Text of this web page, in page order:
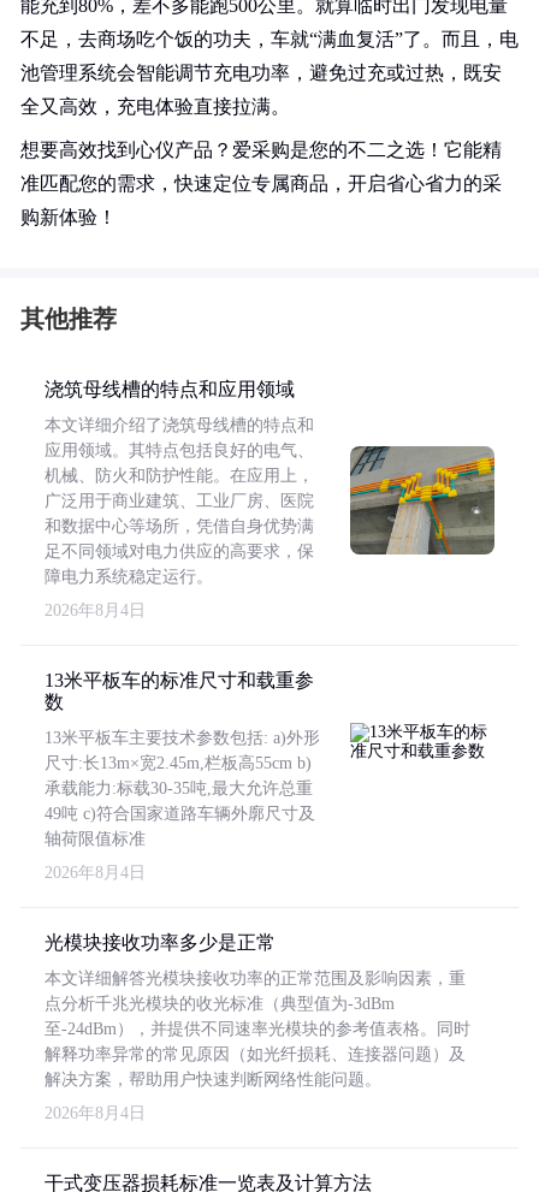
能充到80%，差不多能跑500公里。就算临时出门发现电量
不足，去商场吃个饭的功夫，车就“满血复活”了。而且，电
池管理系统会智能调节充电功率，避免过充或过热，既安
全又高效，充电体验直接拉满。
想要高效找到心仪产品？爱采购是您的不二之选！它能精
准匹配您的需求，快速定位专属商品，开启省心省力的采
购新体验！
其他推荐
浇筑母线槽的特点和应用领域
本文详细介绍了浇筑母线槽的特点和
应用领域。其特点包括良好的电气、
机械、防火和防护性能。在应用上，
广泛用于商业建筑、工业厂房、医院
和数据中心等场所，凭借自身优势满
足不同领域对电力供应的高要求，保
障电力系统稳定运行。
2026年8月4日
13米平板车的标准尺寸和载重参
数
13米平板车主要技术参数包括: a)外形
尺寸:长13m×宽2.45m,栏板高55cm b)
承载能力:标载30-35吨,最大允许总重
49吨 c)符合国家道路车辆外廓尺寸及
轴荷限值标准
2026年8月4日
光模块接收功率多少是正常
本文详细解答光模块接收功率的正常范围及影响因素，重
点分析千兆光模块的收光标准（典型值为-3dBm
至-24dBm），并提供不同速率光模块的参考值表格。同时
解释功率异常的常见原因（如光纤损耗、连接器问题）及
解决方案，帮助用户快速判断网络性能问题。
2026年8月4日
干式变压器损耗标准一览表及计算方法